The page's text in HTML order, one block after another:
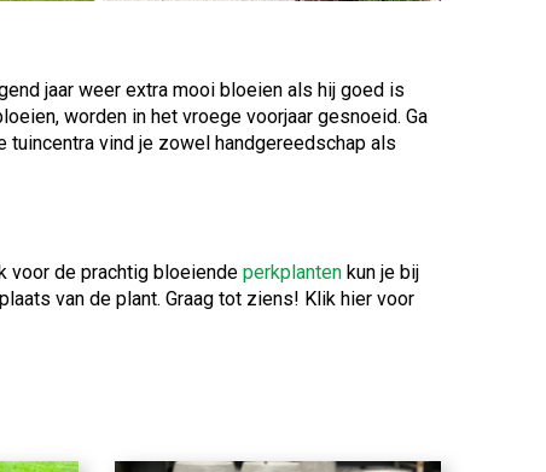
jaar weer extra mooi bloeien als hij goed is
worden in het vroege voorjaar gesnoeid. Ga
vind je zowel handgereedschap als
voor de prachtig bloeiende perkplanten kun je bij
van de plant. Graag tot ziens! Klik hier voor